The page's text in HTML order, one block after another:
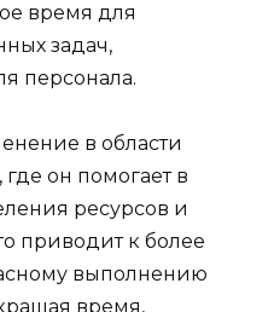
время для
задач,
персонала.
в области
он помогает в
ресурсов и
приводит к более
выполнению
время,